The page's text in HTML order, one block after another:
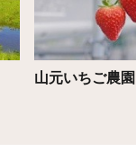
山元いちご農園